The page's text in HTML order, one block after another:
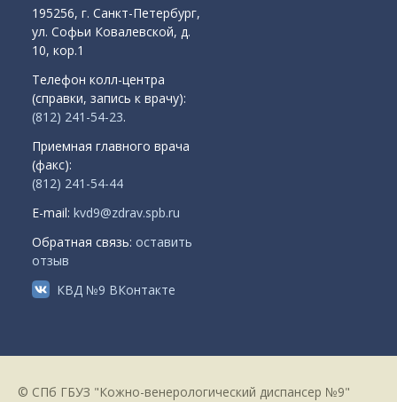
195256, г. Санкт-Петербург,
ул. Софьи Ковалевской, д.
10, кор.1
Телефон колл-центра
(справки, запись к врачу):
(812) 241-54-23.
Приемная главного врача
(факс):
(812) 241-54-44
E-mail: kvd9@zdrav.spb.ru
Обратная связь: оставить
отзыв
КВД №9 ВКонтакте
© СПб ГБУЗ "Кожно-венерологический диспансер №9"